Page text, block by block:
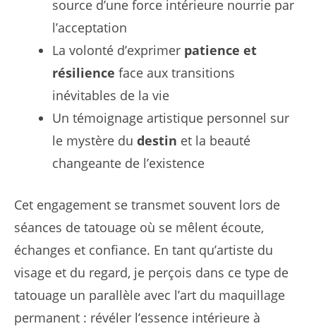
source d’une force intérieure nourrie par
l’acceptation
La volonté d’exprimer patience et
résilience face aux transitions
inévitables de la vie
Un témoignage artistique personnel sur
le mystère du destin et la beauté
changeante de l’existence
Cet engagement se transmet souvent lors de
séances de tatouage où se mêlent écoute,
échanges et confiance. En tant qu’artiste du
visage et du regard, je perçois dans ce type de
tatouage un parallèle avec l’art du maquillage
permanent : révéler l’essence intérieure à